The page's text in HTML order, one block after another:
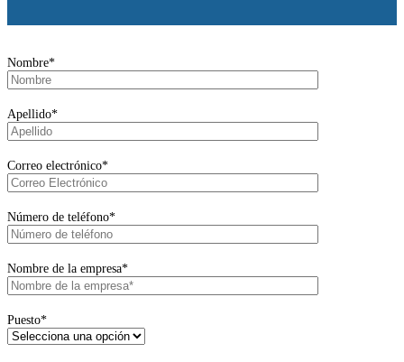
Nombre*
Apellido*
Correo electrónico*
Número de teléfono*
Nombre de la empresa*
Puesto*